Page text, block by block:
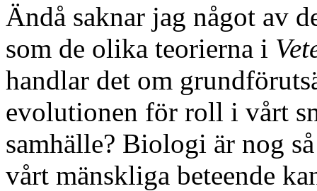
Ändå saknar jag något av
som de olika teorierna i
handlar det om
evolutionen för roll i vårt
samhälle? Biologi är nog
vårt mänskliga beteende